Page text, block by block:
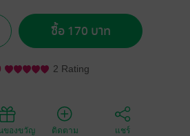
ซื้อ 170 บาท
2 Rating
ของขวัญ ติดตาม แชร์